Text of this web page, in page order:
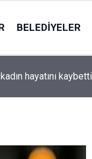
BELEDIYELER
hayatını kaybetti